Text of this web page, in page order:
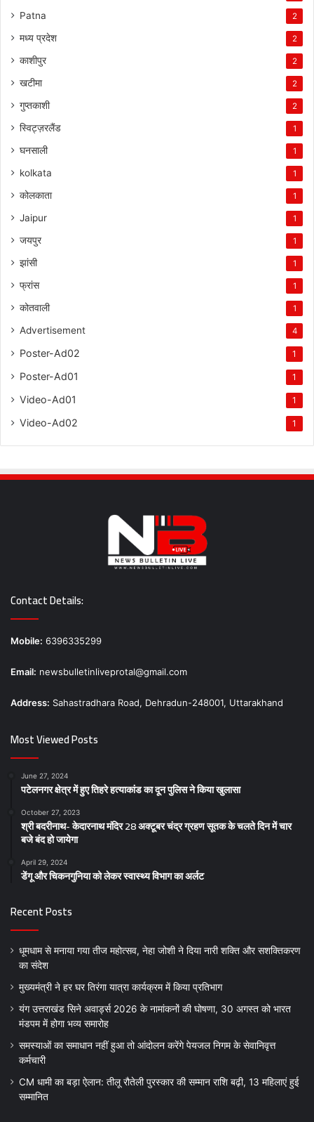
Patna 2
मध्य प्रदेश 2
काशीपुर 2
खटीमा 2
गुप्तकाशी 2
स्विट्ज़रलैंड 1
घनसाली 1
kolkata 1
कोलकाता 1
Jaipur 1
जयपुर 1
झांसी 1
फ्रांस 1
कोतवाली 1
Advertisement 4
Poster-Ad02 1
Poster-Ad01 1
Video-Ad01 1
Video-Ad02 1
Contact Details:
Mobile: 6396335299
Email: newsbulletinliveprotal@gmail.com
Address: Sahastradhara Road, Dehradun-248001, Uttarakhand
Most Viewed Posts
June 27, 2024
पटेलनगर क्षेत्र में हुए तिहरे हत्याकांड का दून पुलिस ने किया खुलासा
October 27, 2023
श्री बदरीनाथ- केदारनाथ मंदिर 28 अक्टूबर चंद्र ग्रहण सूतक के चलते दिन में चार
बजे बंद हो जायेगा
April 29, 2024
डेंगू और चिकनगुनिया को लेकर स्वास्थ्य विभाग का अर्लट
Recent Posts
धूमधाम से मनाया गया तीज महोत्सव, नेहा जोशी ने दिया नारी शक्ति और सशक्तिकरण
का संदेश
मुख्यमंत्री ने हर घर तिरंगा यात्रा कार्यक्रम में किया प्रतिभाग
यंग उत्तराखंड सिने अवार्ड्स 2026 के नामांकनों की घोषणा, 30 अगस्त को भारत
मंडपम में होगा भव्य समारोह
समस्याओं का समाधान नहीं हुआ तो आंदोलन करेंगे पेयजल निगम के सेवानिवृत्त
कर्मचारी
CM धामी का बड़ा ऐलान: तीलू रौतेली पुरस्कार की सम्मान राशि बढ़ी, 13 महिलाएं हुई
सम्मानित